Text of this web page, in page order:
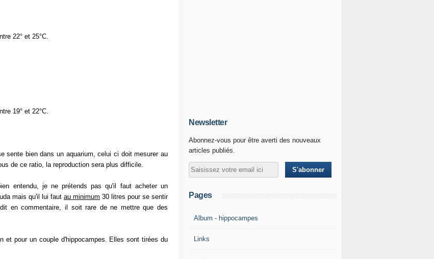
22° et 25°C.
19° et 22°C.
sente bien dans un aquarium, celui ci doit mesurer au
de ce ratio, la reproduction sera plus difficile.
entendu, je ne prétends pas qu'il faut acheter un
mais qu'il lui faut au minimum 30 litres pour se sentir
en commentaire, il soit rare de ne mettre que des
et pour un couple d'hippocampes. Elles sont tirées du
Newsletter
Abonnez-vous pour être averti des nouveaux
articles publiés.
Pages
Album - hippocampes
Links